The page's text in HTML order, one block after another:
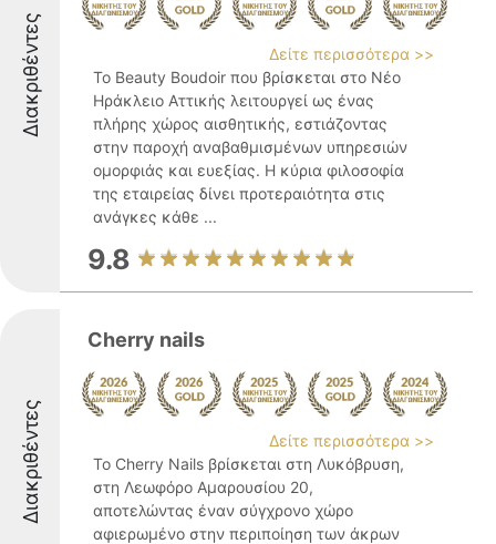
Διακριθέντες
Δείτε περισσότερα >>
Το Beauty Boudoir που βρίσκεται στο Νέο
Ηράκλειο Αττικής λειτουργεί ως ένας
πλήρης χώρος αισθητικής, εστιάζοντας
στην παροχή αναβαθμισμένων υπηρεσιών
ομορφιάς και ευεξίας. Η κύρια φιλοσοφία
της εταιρείας δίνει προτεραιότητα στις
ανάγκες κάθε ...
9.8
Διακριθέντες
Cherry nails
Δείτε περισσότερα >>
Το Cherry Nails βρίσκεται στη Λυκόβρυση,
στη Λεωφόρο Αμαρουσίου 20,
αποτελώντας έναν σύγχρονο χώρο
αφιερωμένο στην περιποίηση των άκρων